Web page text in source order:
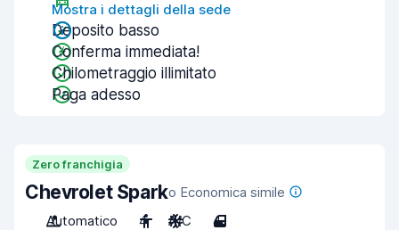
Mostra i dettagli della sede
Deposito basso
Conferma immediata!
Chilometraggio illimitato
Paga adesso
Zero franchigia
Chevrolet Sparko Economica simile
Automatico
4 A/C 4